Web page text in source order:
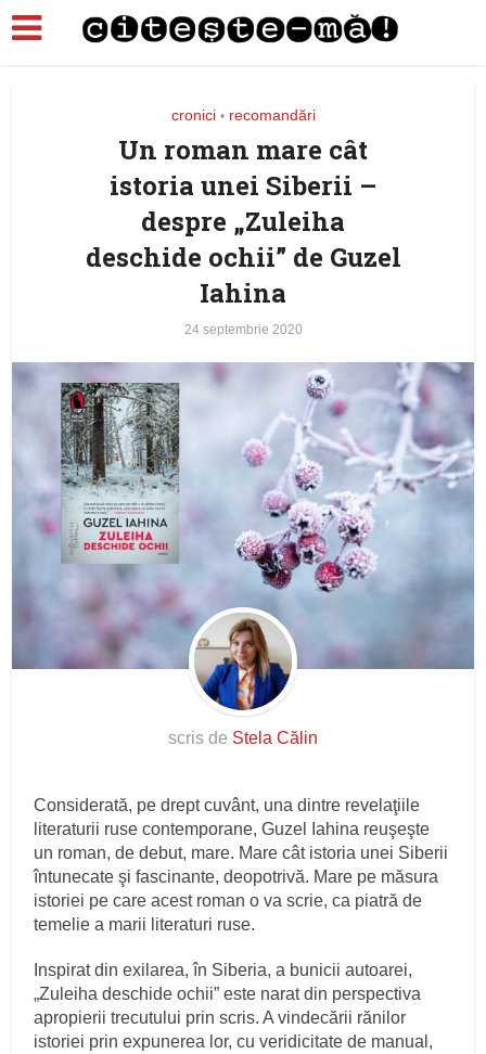
cronici • recomandări
Un roman mare cât
istoria unei Siberii –
despre „Zuleiha
deschide ochii” de Guzel
Iahina
24 septembrie 2020
scris de Stela Călin
Considerată, pe drept cuvânt, una dintre revelaţiile
literaturii ruse contemporane, Guzel Iahina reuşeşte
un roman, de debut, mare. Mare cât istoria unei Siberii
întunecate şi fascinante, deopotrivă. Mare pe măsura
istoriei pe care acest roman o va scrie, ca piatră de
temelie a marii literaturi ruse.
Inspirat din exilarea, în Siberia, a bunicii autoarei,
„Zuleiha deschide ochii” este narat din perspectiva
apropierii trecutului prin scris. A vindecării rănilor
istoriei prin expunerea lor, cu veridicitate de manual,